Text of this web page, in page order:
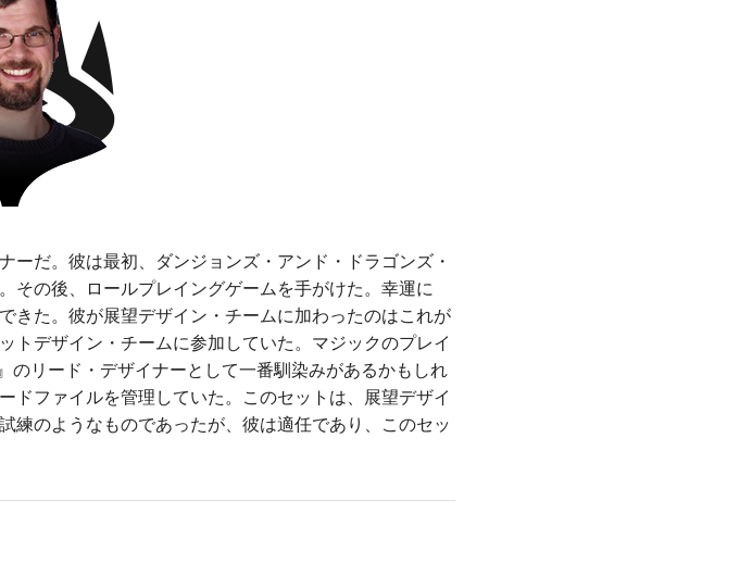
だ。彼は最初、ダンジョンズ・アンド・ドラゴンズ・
その後、ロールプレイングゲームを手がけた。幸運に
きた。彼が展望デザイン・チームに加わったのはこれが
トデザイン・チームに参加していた。マジックのプレイ
リード・デザイナーとして一番馴染みがあるかもしれ
ドファイルを管理していた。このセットは、展望デザイ
練のようなものであったが、彼は適任であり、このセッ